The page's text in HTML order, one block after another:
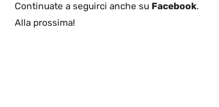
Continuate a seguirci anche su Facebook.
Alla prossima!